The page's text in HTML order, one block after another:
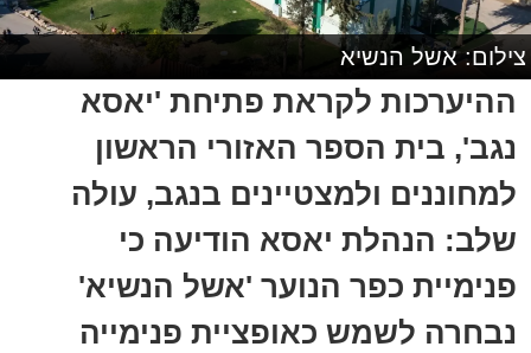
צילום: אשל הנשיא
ההיערכות לקראת פתיחת 'יאסא
נגב', בית הספר האזורי הראשון
למחוננים ולמצטיינים בנגב, עולה
שלב: הנהלת יאסא הודיעה כי
פנימיית כפר הנוער 'אשל הנשיא'
נבחרה לשמש כאופציית פנימייה